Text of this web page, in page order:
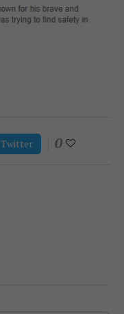
Twitter 0